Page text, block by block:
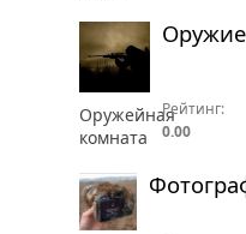
Оружие
Оружейная
комната
Рейтинг:
0.00